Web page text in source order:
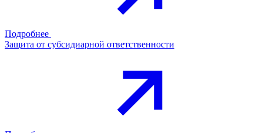
Подробнее
Защита от субсидиарной ответственности